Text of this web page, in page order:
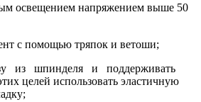
освещением напряжением выше 50
с помощью тряпок и ветоши;
из шпинделя и поддерживать
целей использовать эластичную